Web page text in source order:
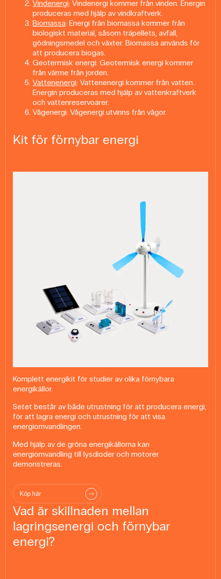
Vindenergi: Vindenergi kommer från vinden. Energin
produceras med hjälp av vindkraftverk.
Biomassa: Energi från biomassa kommer från
biologiskt material, såsom träpellets, avfall,
gödningsmedel och växter. Biomassa används för
att producera biogas.
Geotermisk energi: Geotermisk energi kommer
från värme från jorden.
Vattenenergi: Vattenenergi kommer från vatten.
Energin produceras med hjälp av vattenkraftverk
och vattenreservoarer.
Vågenergi: Vågenergi utvinns från vågor.
Kit för förnybar energi
Komplett energikit för studier av olika förnybara
energikällor.
Setet består av både utrustning för att producera energi,
för att lagra energi och utrustning för att visa
energiomvandlingen.
Med hjälp av de gröna energikällorna kan
energiomvandling till lysdioder och motorer
demonstreras.
Köp här
Vad är skillnaden mellan
lagringsenergi och förnybar
energi?